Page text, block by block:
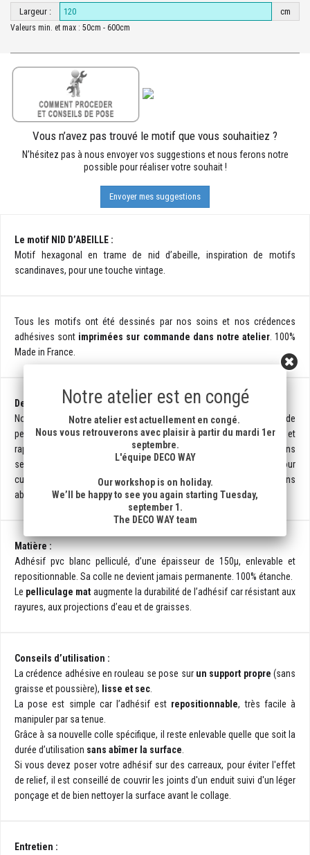
Largeur : cm
Valeurs min. et max : 50cm - 600cm
Vous n’avez pas trouvé le motif que vous souhaitiez ?
N’hésitez pas à nous envoyer vos suggestions et nous ferons notre
possible pour réaliser votre souhait !
Envoyer mes suggestions
Le motif NID D’ABEILLE :
Motif hexagonal en trame de nid d’abeille, inspiration de motifs
scandinaves, pour une touche vintage.
Tous les motifs ont été dessinés par nos soins et nos crédences
adhésives sont imprimées sur commande dans notre atelier. 100%
Made in France.
Descriptif du produit :
Nos crédences adhésives sont fournies en rouleau, et permettent de
personnaliser votre cuisine et salle de bains de manière efficace et
rapide. C’est le support idéal pour décorer un carrelage ou un mur, sans
se lancer dans des travaux pénibles et onéreux. Il est aussi parfait pour
customiser un appartement en location car facile à enlever sans
abîmer la surface sur laquelle il est appliqué.
Matière :
Adhésif pvc blanc pelliculé, d’une épaisseur de 150µ, enlevable et
repositionnable. Sa colle ne devient jamais permanente. 100% étanche.
Le pelliculage mat augmente la durabilité de l’adhésif car résistant aux
rayures, aux projections d’eau et de graisses.
Conseils d’utilisation :
La crédence adhésive en rouleau se pose sur un support propre (sans
graisse et poussière), lisse et sec
La pose est simple car l’adhésif est repositionnable, très facile à
manipuler par sa tenue.
Grâce à sa nouvelle colle spécifique, il reste enlevable quelle que soit la
durée d’utilisation sans abîmer la surface
Si vous devez poser votre adhésif sur des carreaux, pour éviter l'effet
de relief, il est conseillé de couvrir les joints d'un enduit suivi d'un léger
ponçage et de bien nettoyer la surface avant le collage.
Entretien :
Notre atelier est en congé
Notre atelier est actuellement en congé.
Nous vous retrouverons avec plaisir à partir du mardi 1er
septembre.
L'équipe DECO WAY
Our workshop is on holiday.
We’ll be happy to see you again starting Tuesday,
september 1.
The DECO WAY team